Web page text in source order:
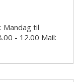
Mandag til
- 12.00 Mail: